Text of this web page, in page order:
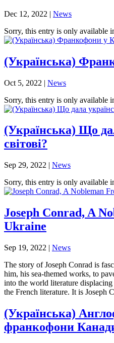
Dec 12, 2022 | News
Sorry, this entry is only available
(Українська)
Oct 5, 2022 | News
Sorry, this entry is only available
(Українська) Що
світові?
Sep 29, 2022 | News
Sorry, this entry is only available
Joseph Conrad, A
Ukraine
Sep 19, 2022 | News
The story of Joseph Conrad is
him, his sea-themed works, to
into the world literature
the French literature. It is Joseph
(Українська)
франкофони